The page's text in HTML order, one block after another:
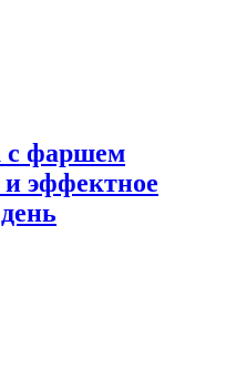
с фаршем
и эффектное